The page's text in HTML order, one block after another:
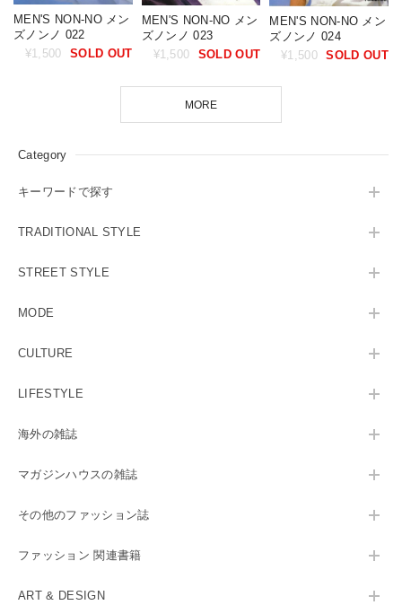
Category
キーワードで探す
TRADITIONAL STYLE
STREET STYLE
MODE
CULTURE
LIFESTYLE
海外の雑誌
マガジンハウスの雑誌
その他のファッション誌
ファッション 関連書籍
ART & DESIGN
MEN'S NON-NO メン
ズノンノ 022
¥1,500
SOLD OUT
MEN'S NON-NO メン
ズノンノ 023
¥1,500
SOLD OUT
MEN'S NON-NO メン
ズノンノ 024
¥1,500
SOLD OUT
MORE